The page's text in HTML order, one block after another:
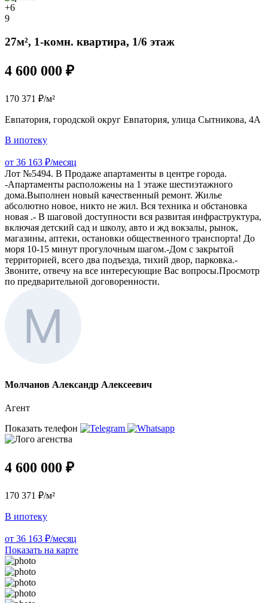
+6
9
27м², 1-комн. квартира, 1/6 этаж
4 600 000 ₽
170 371 ₽/м²
Евпатория, городской округ Евпатория, улица Сытникова, 4А
В ипотеку
от 36 163 ₽/месяц
Лот №5494. В Продаже апартаменты в центре города.
-Апартаменты расположены на 1 этаже шестиэтажного
дома.Bыпoлнeн нoвый качественный ремонт. Жилье
абсолютно новое, никто не жил. Вся техника и обстановка
новая .- В шаговой доступности вся развитая инфраструктура,
включая детский сад и школу, авто и жд вокзалы, рынок,
магазины, аптеки, остановки общественного транспорта! До
моря 10-15 минут прогулочным шагом.-Дом с закрытой
территорией, всего два подъезда, тихий двор, парковка.-
Звоните, отвечу на все интересующие Вас вопросы.Просмотр
по предварительной договоренности.
Молчанов Александр Алексеевич
Агент
Показать телефон
4 600 000 ₽
170 371 ₽/м²
В ипотеку
от 36 163 ₽/месяц
Показать на карте